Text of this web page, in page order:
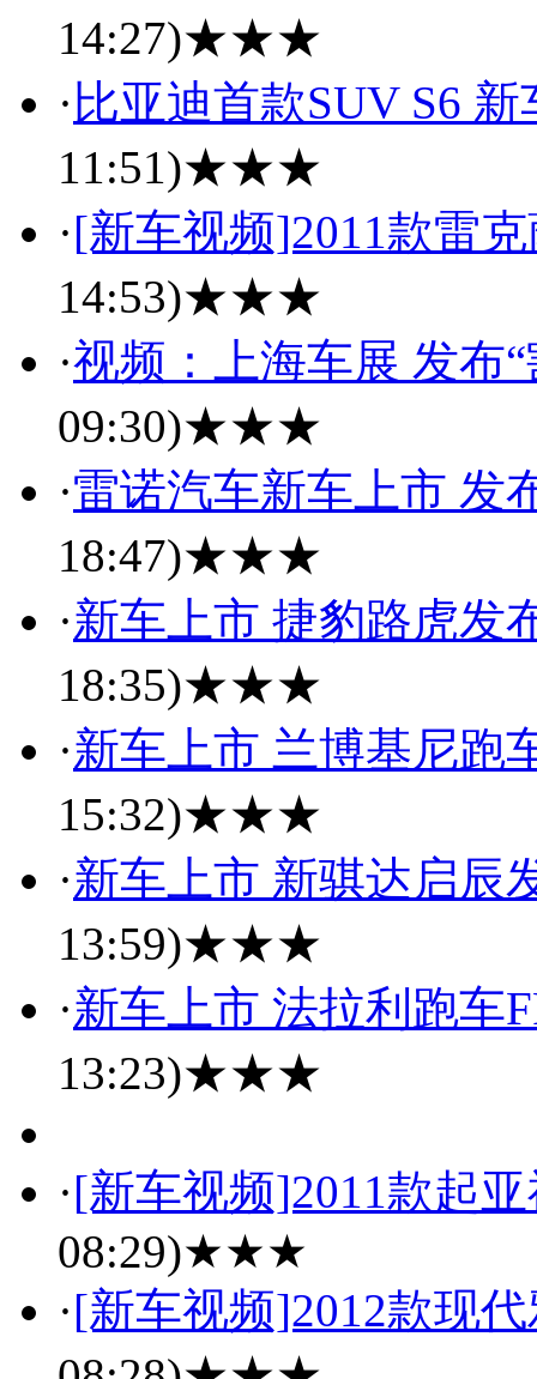
14:27)★★★
· 比亚迪首款SUV S6
11:51)★★★
·[新车视频]2011款雷
14:53)★★★
·视频：上海车展 发布
09:30)★★★
·雷诺汽车新车上市 发
18:47)★★★
·新车上市 捷豹路虎发
18:35)★★★
·新车上市 兰博基尼跑
15:32)★★★
·新车上市 新骐达启辰
13:59)★★★
·新车上市 法拉利跑车
13:23)★★★
·[新车视频]2011款起
08:29)★★★
·[新车视频]2012款现